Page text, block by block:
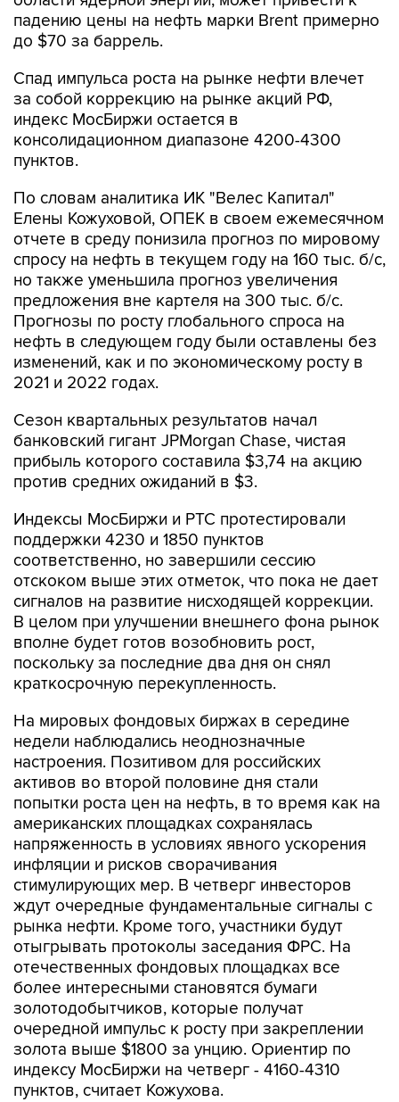
падению цены на нефть марки Brent примерно
до $70 за баррель.
Спад импульса роста на рынке нефти влечет
за собой коррекцию на рынке акций РФ,
индекс МосБиржи остается в
консолидационном диапазоне 4200-4300
пунктов.
По словам аналитика ИК "Велес Капитал"
Елены Кожуховой, ОПЕК в своем ежемесячном
отчете в среду понизила прогноз по мировому
спросу на нефть в текущем году на 160 тыс. б/с,
но также уменьшила прогноз увеличения
предложения вне картеля на 300 тыс. б/с.
Прогнозы по росту глобального спроса на
нефть в следующем году были оставлены без
изменений, как и по экономическому росту в
2021 и 2022 годах.
Сезон квартальных результатов начал
банковский гигант JPMorgan Chase, чистая
прибыль которого составила $3,74 на акцию
против средних ожиданий в $3.
Индексы МосБиржи и РТС протестировали
поддержки 4230 и 1850 пунктов
соответственно, но завершили сессию
отскоком выше этих отметок, что пока не дает
сигналов на развитие нисходящей коррекции.
В целом при улучшении внешнего фона рынок
вполне будет готов возобновить рост,
поскольку за последние два дня он снял
краткосрочную перекупленность.
На мировых фондовых биржах в середине
недели наблюдались неоднозначные
настроения. Позитивом для российских
активов во второй половине дня стали
попытки роста цен на нефть, в то время как на
американских площадках сохранялась
напряженность в условиях явного ускорения
инфляции и рисков сворачивания
стимулирующих мер. В четверг инвесторов
ждут очередные фундаментальные сигналы с
рынка нефти. Кроме того, участники будут
отыгрывать протоколы заседания ФРС. На
отечественных фондовых площадках все
более интересными становятся бумаги
золотодобытчиков, которые получат
очередной импульс к росту при закреплении
золота выше $1800 за унцию. Ориентир по
индексу МосБиржи на четверг - 4160-4310
пунктов, считает Кожухова.